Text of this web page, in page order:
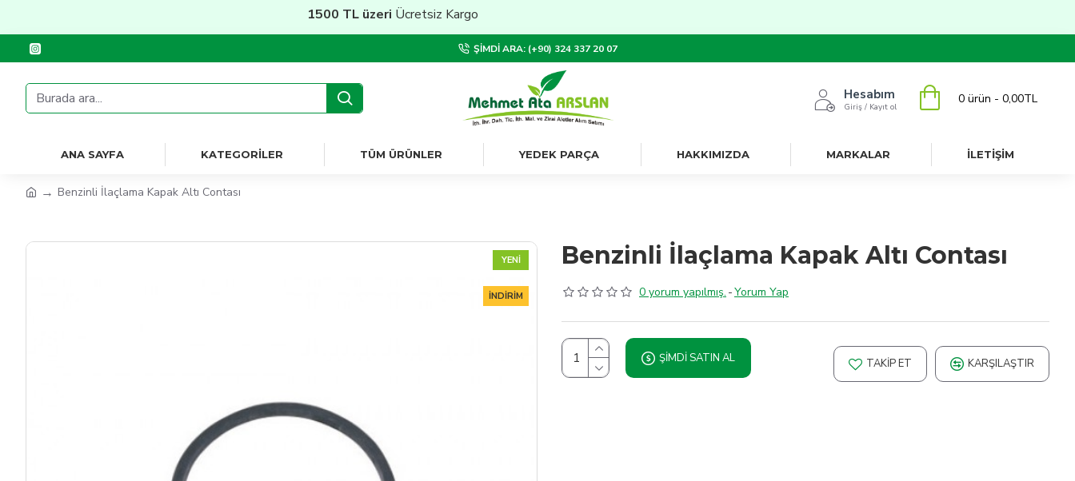
1500 TL üzeri Ücretsiz Kargo
ŞIMDI ARA: (+90) 324 337 20 07
Hesabım
Giriş / Kayıt ol
0 ürün - 0,00TL
ANA SAYFA KATEGORILER TÜM ÜRÜNLER YEDEK PARÇA HAKKIMIZDA MARKALAR İLETİŞİM
Benzinli İlaçlama Kapak Altı Contası
YENI
İNDIRIM
Benzinli İlaçlama Kapak Altı Contası
0 yorum yapılmış. -Yorum Yap
ŞIMDI SATIN AL TAKIP ET KARŞILAŞTIR